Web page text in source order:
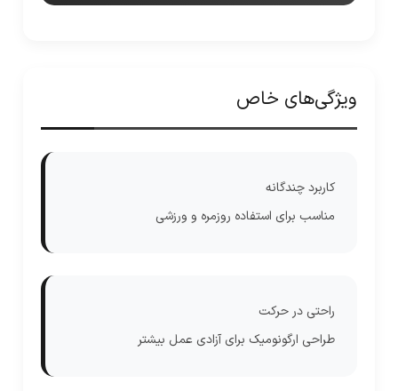
ویژگی‌های خاص
کاربرد چندگانه
مناسب برای استفاده روزمره و ورزشی
راحتی در حرکت
طراحی ارگونومیک برای آزادی عمل بیشتر